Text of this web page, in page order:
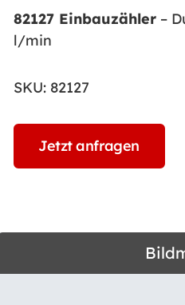
82127 Einbauzähler–
l/min
SKU: 82127
Jetzt anfragen